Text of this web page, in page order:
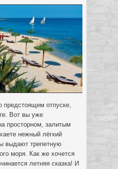
предстоящем отпуске,
Вот вы уже
просторном, залитым
нежный лёгкий
выдают трепетную
моря. Как же хочется
летняя сказка! И